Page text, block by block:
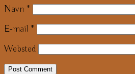
Navn *
E-mail *
Websted